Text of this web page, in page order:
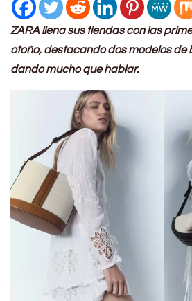
ZARA llena sus tiendas con las
otoño, destacando dos modelos de
dando mucho que hablar.